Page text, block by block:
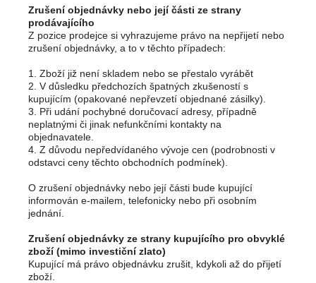
Zrušení objednávky nebo její části ze strany
prodávajícího
Z pozice prodejce si vyhrazujeme právo na nepřijetí nebo
zrušení objednávky, a to v těchto případech:
1. Zboží již není skladem nebo se přestalo vyrábět
2. V důsledku předchozích špatných zkušeností s
kupujícím (opakované nepřevzetí objednané zásilky).
3. Při udání pochybné doručovací adresy, případně
neplatnými či jinak nefunkčními kontakty na
objednavatele.
4. Z důvodu nepředvídaného vývoje cen (podrobnosti v
odstavci ceny těchto obchodních podmínek).
O zrušení objednávky nebo její části bude kupující
informován e-mailem, telefonicky nebo při osobním
jednání.
Zrušení objednávky ze strany kupujícího pro obvyklé
zboží (mimo investiční zlato)
Kupující má právo objednávku zrušit, kdykoli až do přijetí
zboží.